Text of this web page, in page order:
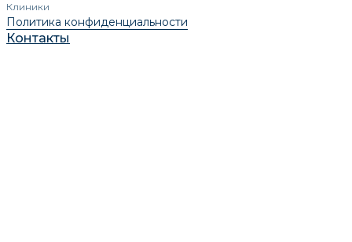
Клиники
Политика конфиденциальности
Контакты